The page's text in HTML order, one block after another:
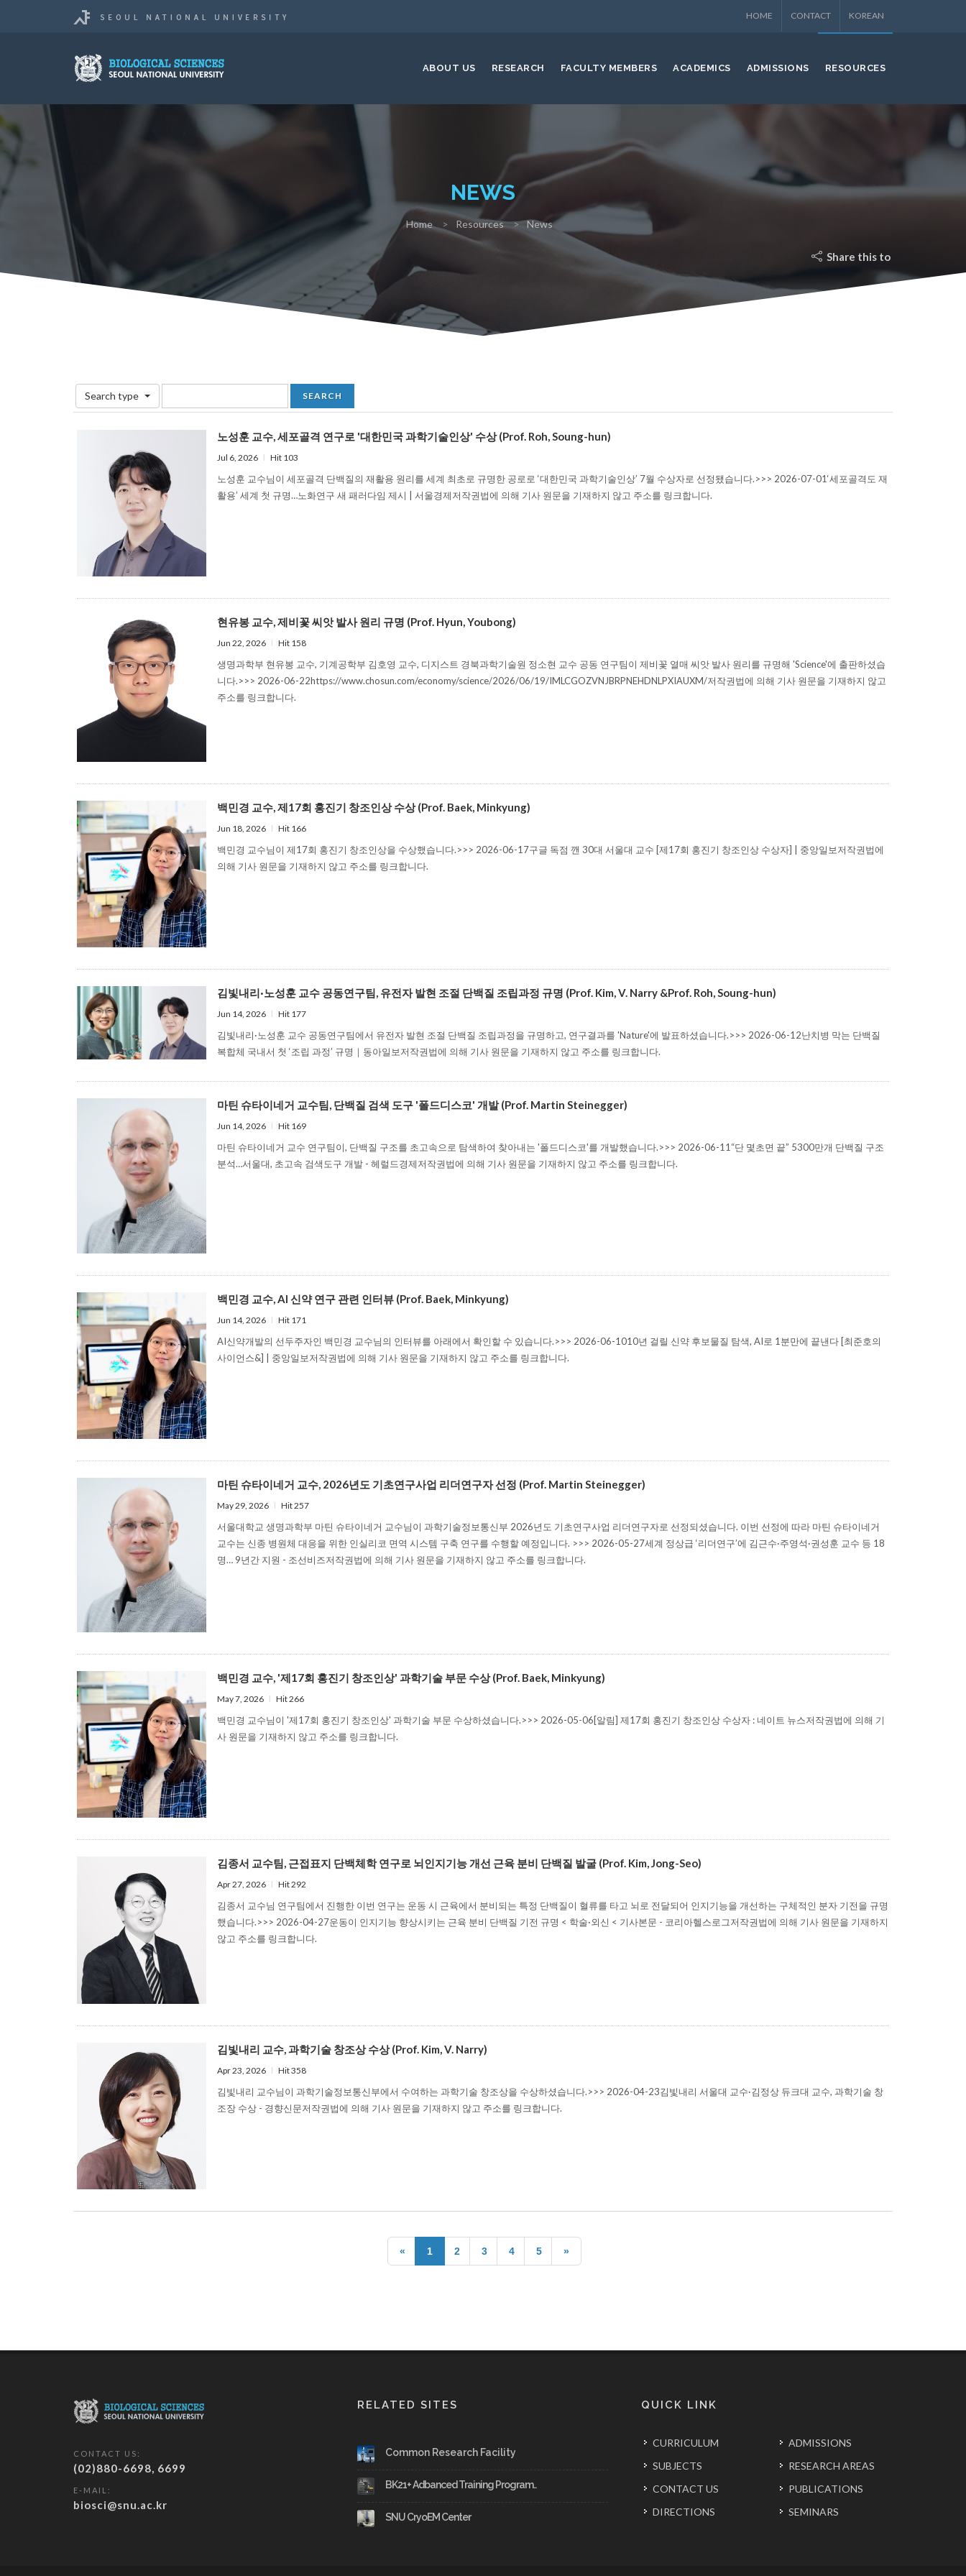
HOME CONTACT KOREAN
ABOUT US RESEARCH FACULTY MEMBERS ACADEMICS ADMISSIONS RESOURCES
NEWS
Home Resources News
Share this to
Search type
노성훈 교수, 세포골격 연구로 '대한민국 과학기술인상' 수상 (Prof. Roh, Soung-hun)
Jul 6, 2026 l Hit 103
노성훈 교수님이 세포골격 단백질의 재활용 원리를 세계 최초로 규명한 공로로 ‘대한민국 과학기술인상’ 7월 수상자로 선정됐습니다.>>> 2026-07-01‘세포골격도 재
활용’ 세계 첫 규명…노화연구 새 패러다임 제시 | 서울경제저작권법에 의해 기사 원문을 기재하지 않고 주소를 링크합니다.
현유봉 교수, 제비꽃 씨앗 발사 원리 규명 (Prof. Hyun, Youbong)
Jun 22, 2026 l Hit 158
생명과학부 현유봉 교수, 기계공학부 김호영 교수, 디지스트 경북과학기술원 정소현 교수 공동 연구팀이 제비꽃 열매 씨앗 발사 원리를 규명해 'Science'에 출판하셨습
니다.>>> 2026-06-22https://www.chosun.com/economy/science/2026/06/19/IMLCGOZVNJBRPNEHDNLPXIAUXM/저작권법에 의해 기사 원문을 기재하지 않고
주소를 링크합니다.
백민경 교수, 제17회 홍진기 창조인상 수상 (Prof. Baek, Minkyung)
Jun 18, 2026 l Hit 166
백민경 교수님이 제17회 홍진기 창조인상을 수상했습니다.>>> 2026-06-17구글 독점 깬 30대 서울대 교수 [제17회 홍진기 창조인상 수상자] | 중앙일보저작권법에
의해 기사 원문을 기재하지 않고 주소를 링크합니다.
김빛내리·노성훈 교수 공동연구팀, 유전자 발현 조절 단백질 조립과정 규명 (Prof. Kim, V. Narry &Prof. Roh, Soung-hun)
Jun 14, 2026 l Hit 177
김빛내리·노성훈 교수 공동연구팀에서 유전자 발현 조절 단백질 조립과정을 규명하고, 연구결과를 'Nature'에 발표하셨습니다.>>> 2026-06-12난치병 막는 단백질
복합체 국내서 첫 ‘조립 과정’ 규명｜동아일보저작권법에 의해 기사 원문을 기재하지 않고 주소를 링크합니다.
마틴 슈타이네거 교수팀, 단백질 검색 도구 '폴드디스코' 개발 (Prof. Martin Steinegger)
Jun 14, 2026 l Hit 169
마틴 슈타이네거 교수 연구팀이, 단백질 구조를 초고속으로 탐색하여 찾아내는 '폴드디스코'를 개발했습니다.>>> 2026-06-11“단 몇초면 끝” 5300만개 단백질 구조
분석…서울대, 초고속 검색도구 개발 - 헤럴드경제저작권법에 의해 기사 원문을 기재하지 않고 주소를 링크합니다.
백민경 교수, AI 신약 연구 관련 인터뷰 (Prof. Baek, Minkyung)
Jun 14, 2026 l Hit 171
AI신약개발의 선두주자인 백민경 교수님의 인터뷰를 아래에서 확인할 수 있습니다.>>> 2026-06-1010년 걸릴 신약 후보물질 탐색, AI로 1분만에 끝낸다 [최준호의
사이언스&] | 중앙일보저작권법에 의해 기사 원문을 기재하지 않고 주소를 링크합니다.
마틴 슈타이네거 교수, 2026년도 기초연구사업 리더연구자 선정 (Prof. Martin Steinegger)
May 29, 2026 l Hit 257
서울대학교 생명과학부 마틴 슈타이네거 교수님이 과학기술정보통신부 2026년도 기초연구사업 리더연구자로 선정되셨습니다. 이번 선정에 따라 마틴 슈타이네거
교수는 신종 병원체 대응을 위한 인실리코 면역 시스템 구축 연구를 수행할 예정입니다. >>> 2026-05-27세계 정상급 ‘리더연구’에 김근수·주영석·권성훈 교수 등 18
명… 9년간 지원 - 조선비즈저작권법에 의해 기사 원문을 기재하지 않고 주소를 링크합니다.
백민경 교수, '제17회 홍진기 창조인상' 과학기술 부문 수상 (Prof. Baek, Minkyung)
May 7, 2026 l Hit 266
백민경 교수님이 '제17회 홍진기 창조인상' 과학기술 부문 수상하셨습니다.>>> 2026-05-06[알림] 제17회 홍진기 창조인상 수상자 : 네이트 뉴스저작권법에 의해 기
사 원문을 기재하지 않고 주소를 링크합니다.
김종서 교수팀, 근접표지 단백체학 연구로 뇌인지기능 개선 근육 분비 단백질 발굴 (Prof. Kim, Jong-Seo)
Apr 27, 2026 l Hit 292
김종서 교수님 연구팀에서 진행한 이번 연구는 운동 시 근육에서 분비되는 특정 단백질이 혈류를 타고 뇌로 전달되어 인지기능을 개선하는 구체적인 분자 기전을 규명
했습니다.>>> 2026-04-27운동이 인지기능 향상시키는 근육 분비 단백질 기전 규명 < 학술·외신 < 기사본문 - 코리아헬스로그저작권법에 의해 기사 원문을 기재하지
않고 주소를 링크합니다.
김빛내리 교수, 과학기술 창조상 수상 (Prof. Kim, V. Narry)
Apr 23, 2026 l Hit 358
김빛내리 교수님이 과학기술정보통신부에서 수여하는 과학기술 창조상을 수상하셨습니다.>>> 2026-04-23김빛내리 서울대 교수·김정상 듀크대 교수, 과학기술 창
조장 수상 - 경향신문저작권법에 의해 기사 원문을 기재하지 않고 주소를 링크합니다.
« 1 2 3 4 5 »
CONTACT US:
(02)880-6698, 6699
E-MAIL:
biosci@snu.ac.kr
RELATED SITES
Common Research Facility
BK21+ Adbanced Training Program..
SNU CryoEM Center
QUICK LINK
CURRICULUM
SUBJECTS
CONTACT US
DIRECTIONS
ADMISSIONS
RESEARCH AREAS
PUBLICATIONS
SEMINARS